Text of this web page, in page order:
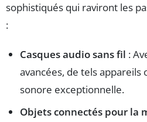
sophistiqués qui raviront les
:
Casques audio sans fil :
avancées, de tels
sonore exceptionnelle.
Objets connectés pour la